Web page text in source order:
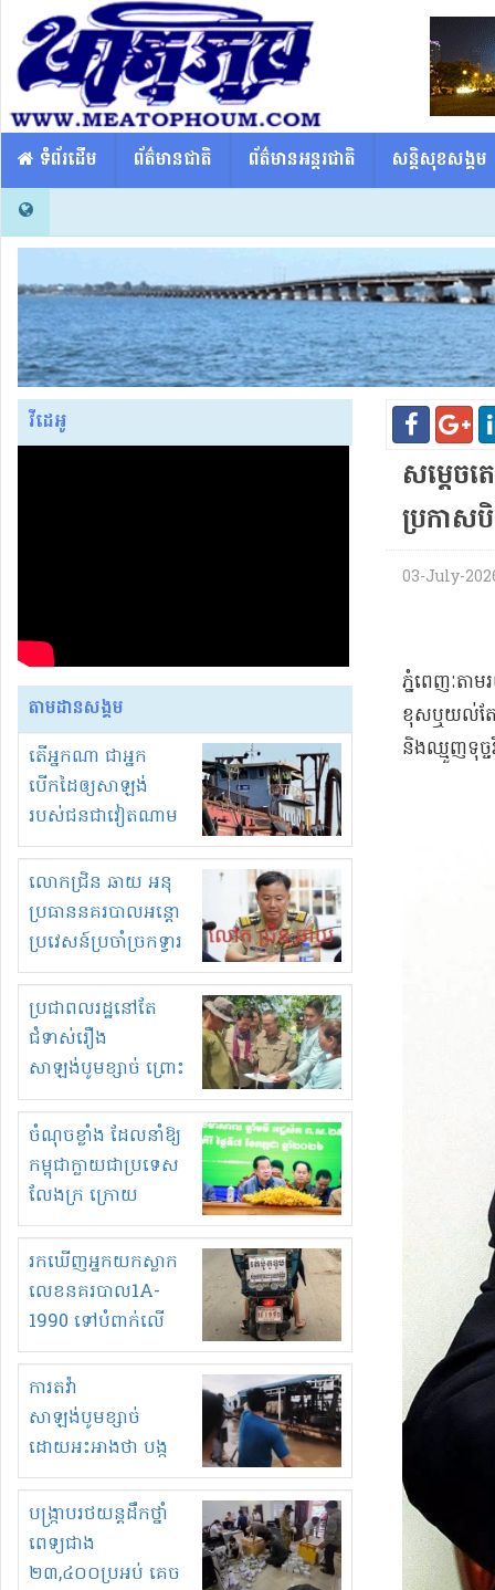
​​ ទំព័រដើម ព័ត៌មានជាតិ ព័ត៌មានអន្តរជាតិ សន្តិសុខសង្គម
វីដេអូ
តាមដានសង្គម
តើអ្នកណា ជាអ្នក
បើកដៃឲ្យសាឡង់
របស់ជនជាវៀតណាម
ចូល មកខុស
ច្បាប់លួចបូមខ្សាច់នៅ
ក្នុងប្រទេសកម្ពុជា
លោកជ្រិន ឆាយ អនុ
ប្រធាននគរបាលអន្តោ
ប្រវេសន៍ប្រចាំច្រកទ្វារ
ព្រំដែនភ្នំឌិន និងឈ្មួញ
មួយចំនួនទៀត
កំពង់តែគុបគិតគ្នា
ធ្វើសកម្មភាពរកស៊ីនិង
ស្តុកទំនិញគេចពន្ធ?
ប្រជាពលរដ្ឋនៅតែ
ជំទាស់រឿង
សាឡង់បូមខ្សាច់ ព្រោះ
ខ្លាចបាក់ច្រាំងទៀត!
ចំណុចខ្លាំង ដែលនាំឱ្យ
កម្ពុជាក្លាយជាប្រទេស
លែងក្រ ក្រោយ
ឆ្នាំ២០៣០
រកឃើញអ្នកយកស្លាក
លេខនគរបាល1A-
1990 ទៅបំពាក់លើ
ម៉ូតូរបស់ខ្លួន ដាកផ្លាក
រត់ឌុបហើយ
ការតវ៉ា
សាឡង់បូមខ្សាច់
ដោយអះអាងថា បង្ក
បាក់ច្រាំងទន្លេ និង
រំខានទាំងយប់ទាំងថ្ងៃ
បង្ក្រាបរថយន្តដឹកថ្នាំ
ពេទ្យជាង
២៣,៤០០ប្រអប់ គេច
សម្តេច
ប្រកាស
03-July-
ភ្នំពេញៈតា
ខុសឬយល់តែ
និងឈ្មួញទុច្ច